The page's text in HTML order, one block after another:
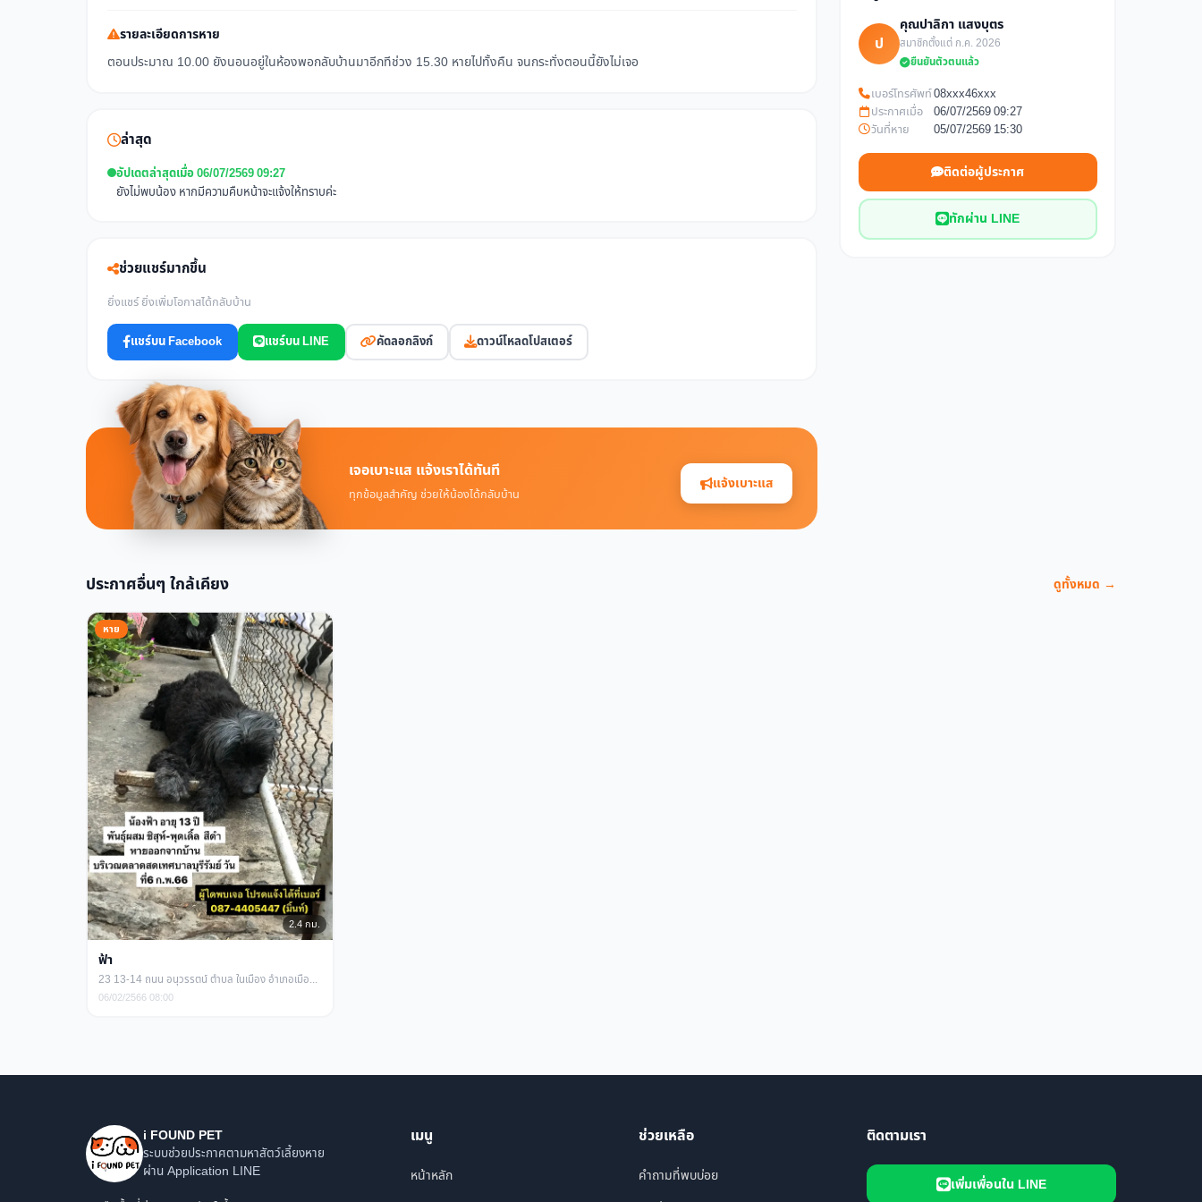
รายละเอียดการหาย
ตอนประมาณ 10.00 ยังนอนอยู่ในห้องพอกลับบ้านมาอีกทีช่วง 15.30 หายไปทั้งคืน จนกระทั่งตอนนี้ยังไม่เจอ
ล่าสุด
อัปเดตล่าสุดเมื่อ 06/07/2569 09:27
ยังไม่พบน้อง หากมีความคืบหน้าจะแจ้งให้ทราบค่ะ
ช่วยแชร์มากขึ้น
ยิ่งแชร์ ยิ่งเพิ่มโอกาสได้กลับบ้าน
แชร์บน Facebook แชร์บน LINE คัดลอกลิงก์ ดาวน์โหลดโปสเตอร์
เจอเบาะแส แจ้งเราได้ทันที
ทุกข้อมูลสำคัญ ช่วยให้น้องได้กลับบ้าน
แจ้งเบาะแส
ป
คุณปาลิกา แสงบุตร
สมาชิกตั้งแต่ ก.ค. 2026
ยืนยันตัวตนแล้ว
เบอร์โทรศัพท์08xxx46xxx
ประกาศเมื่อ
06/07/2569 09:27
วันที่หาย
05/07/2569 15:30
ติดต่อผู้ประกาศ
ทักผ่าน LINE
ประกาศอื่นๆ ใกล้เคียง ดูทั้งหมด →
หาย
2.4 กม.
ฟ้า
23 13-14 ถนน อนุวรรตน์ ตำบล ในเมือง อำเภอเมืองบุรีรัมย์ บุรีรัมย์
06/02/2566 08:00
i FOUND PET
ระบบช่วยประกาศตามหาสัตว์เลี้ยงหาย
ผ่าน Application LINE
เมนู
หน้าหลัก
ช่วยเหลือ
คำถามที่พบบ่อย
ติดตามเรา
เพิ่มเพื่อนใน LINE